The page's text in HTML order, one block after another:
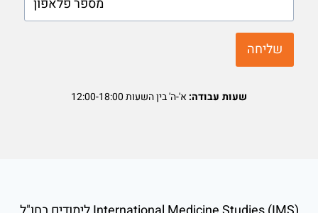
שליחה
שעות עבודה: א'-ה' בין השעות 12:00-18:00